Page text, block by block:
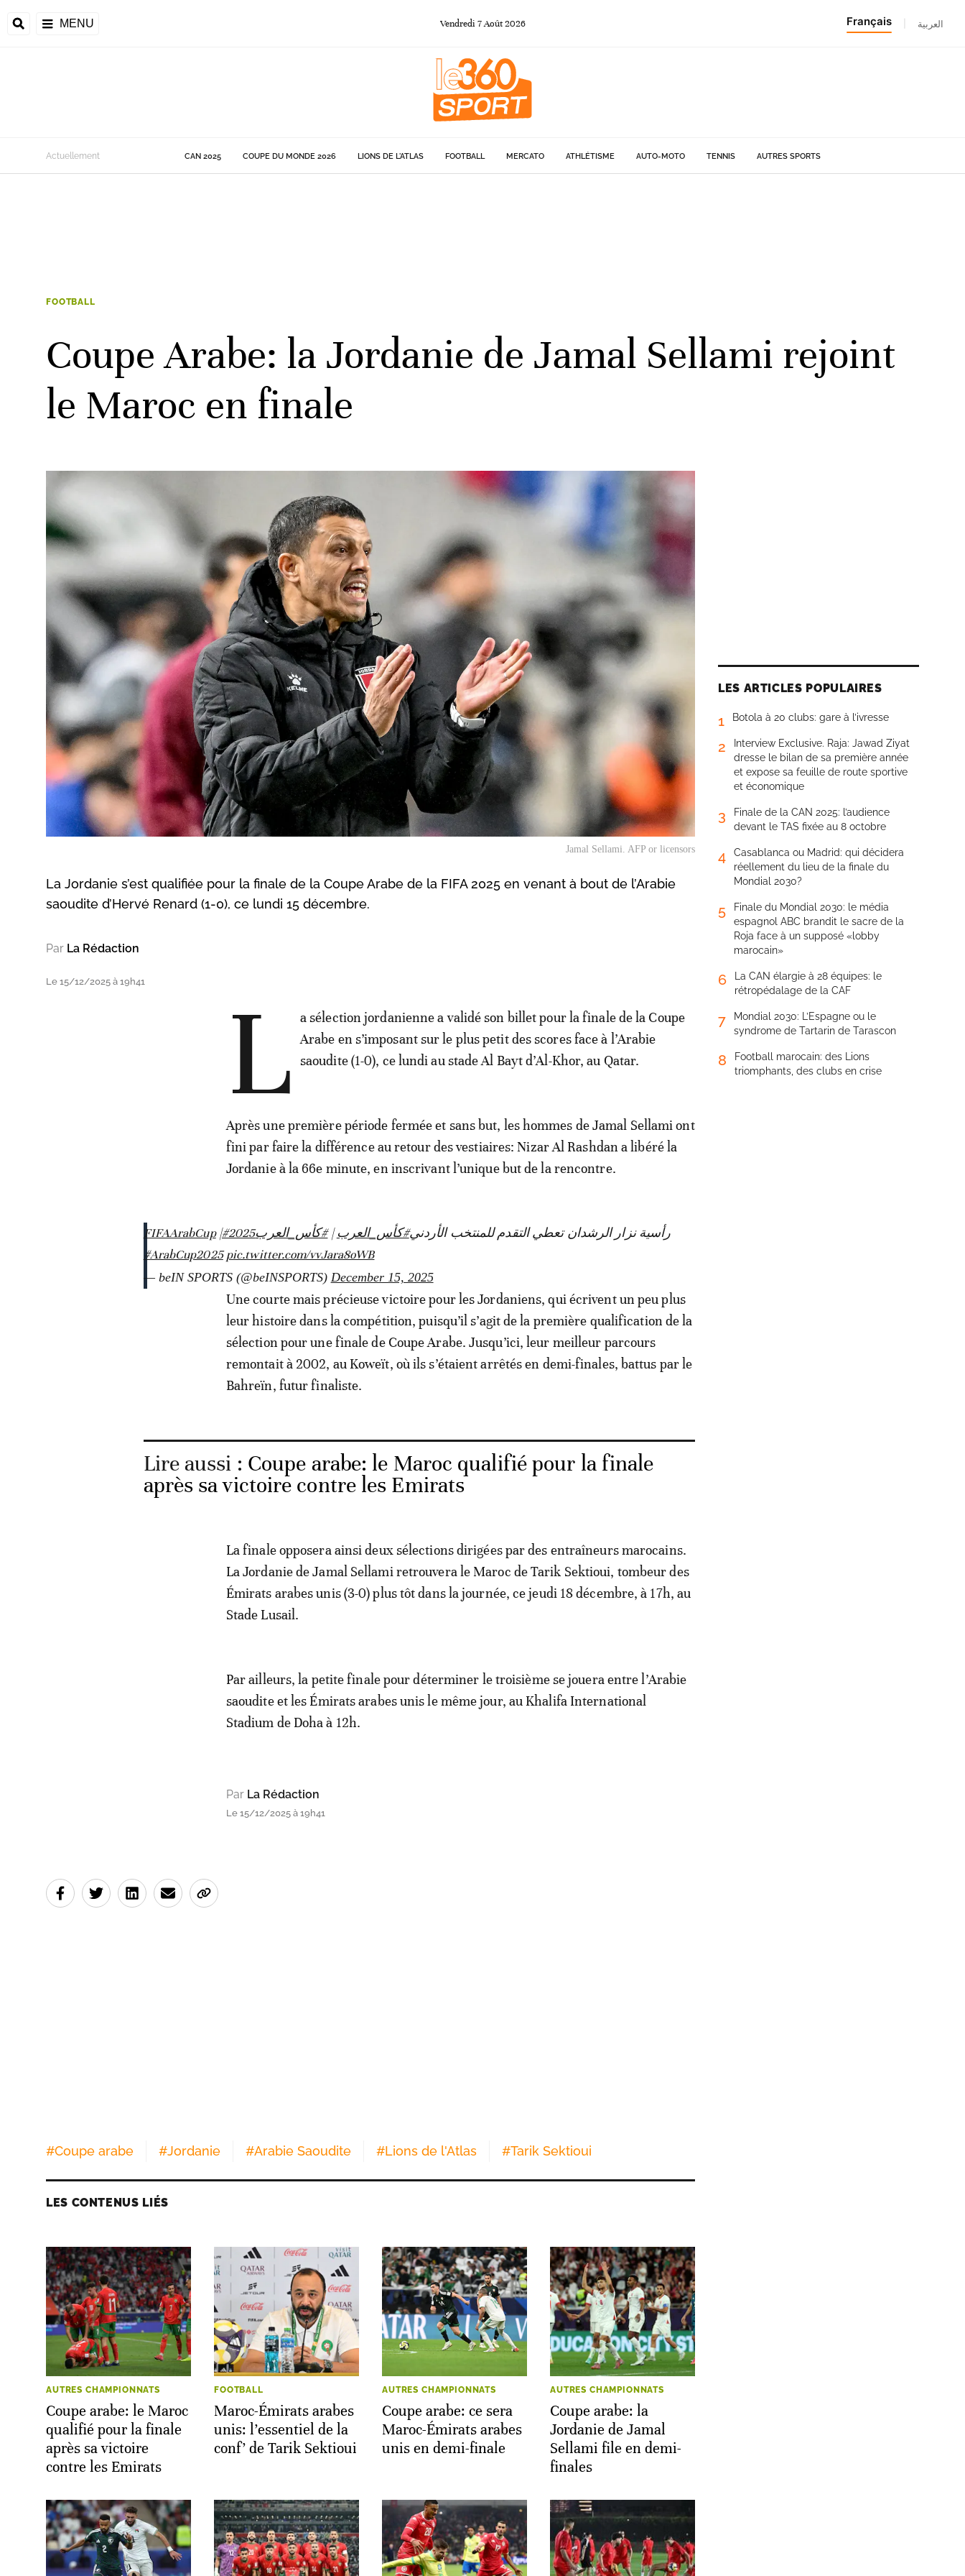
MENU Vendredi 7Août 2026 Français العربية
de la CAF
Actuellement CAN 2025 COUPE DU MONDE 2026 LIONS DE L'ATLAS FOOTBALL MERCATO ATHLÉTISME AUTO-MOTO TENNIS AUTRES SPORTS
FOOTBALL
Coupe Arabe: la Jordanie de Jamal Sellami rejoint
le Maroc en finale
Jamal Sellami. AFP or licensors
La Jordanie s’est qualifiée pour la finale de la Coupe Arabe de la FIFA 2025 en venant à bout de l’Arabie
saoudite d’Hervé Renard (1-0), ce lundi 15 décembre.
Par La Rédaction
Le 15/12/2025 à 19h41 L
a sélection jordanienne a validé son billet pour la finale de la Coupe
Arabe en s’imposant sur le plus petit des scores face à l’Arabie
saoudite (1-0), ce lundi au stade Al Bayt d’Al-Khor, au Qatar.
Après une première période fermée et sans but, les hommes de Jamal Sellami ont
fini par faire la différence au retour des vestiaires: Nizar Al Rashdan a libéré la
Jordanie à la 66e minute, en inscrivant l’unique but de la rencontre.
رأسية نزار الرشدان تعطي التقدم للمنتخب الأردني#كأس_العرب|#كأس_العرب2025 #FIFAArabCup
|
#ArabCup2025 pic.twitter.com/vvJara8oWB
— beIN SPORTS (@beINSPORTS) December 15, 2025
Une courte mais précieuse victoire pour les Jordaniens, qui écrivent un peu plus
leur histoire dans la compétition, puisqu’il s’agit de la première qualification de la
sélection pour une finale de Coupe Arabe. Jusqu’ici, leur meilleur parcours
remontait à 2002, au Koweït, où ils s’étaient arrêtés en demi-finales, battus par le
Bahreïn, futur finaliste.
Lire aussi : Coupe arabe: le Maroc qualifié pour la finale
après sa victoire contre les Emirats
La finale opposera ainsi deux sélections dirigées par des entraîneurs marocains.
La Jordanie de Jamal Sellami retrouvera le Maroc de Tarik Sektioui, tombeur des
Émirats arabes unis (3-0) plus tôt dans la journée, ce jeudi 18 décembre, à 17h, au
Stade Lusail.
Par ailleurs, la petite finale pour déterminer le troisième se jouera entre l’Arabie
saoudite et les Émirats arabes unis le même jour, au Khalifa International
Stadium de Doha à 12h.
Par La Rédaction
Le 15/12/2025 à 19h41
#Coupe arabe #Jordanie #Arabie Saoudite #Lions de l'Atlas #Tarik Sektioui
LES CONTENUS LIÉS
AUTRES CHAMPIONNATS
Coupe arabe: le Maroc
qualifié pour la finale
après sa victoire
contre les Emirats
FOOTBALL
Maroc-Émirats arabes
unis: l’essentiel de la
conf’ de Tarik Sektioui
AUTRES CHAMPIONNATS
Coupe arabe: ce sera
Maroc-Émirats arabes
unis en demi-finale
AUTRES CHAMPIONNATS
Coupe arabe: la
Jordanie de Jamal
Sellami file en demi-
finales
LES ARTICLES POPULAIRES
1 Botola à 20 clubs: gare à l’ivresse
2
Interview Exclusive. Raja: Jawad Ziyat
dresse le bilan de sa première année
et expose sa feuille de route sportive
et économique
3
Finale de la CAN 2025: l’audience
devant le TAS fixée au 8 octobre
4
Casablanca ou Madrid: qui décidera
réellement du lieu de la finale du
Mondial 2030?
5
Finale du Mondial 2030: le média
espagnol ABC brandit le sacre de la
Roja face à un supposé «lobby
marocain»
6
La CAN élargie à 28 équipes: le
rétropédalage de la CAF
7
Mondial 2030: L’Espagne ou le
syndrome de Tartarin de Tarascon
8
Football marocain: des Lions
triomphants, des clubs en crise